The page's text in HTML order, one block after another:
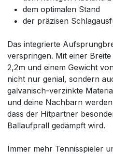
dem optimalen Stand
der präzisen
Das integrierte
verspringen. Mit einer
2,2m und einem Gewicht
nicht nur genial, sondern
galvanisch-verzinkte
und deine Nachbarn
dass der Hitpartner
Ballaufprall gedämpft wird.
Immer mehr Tennisspieler